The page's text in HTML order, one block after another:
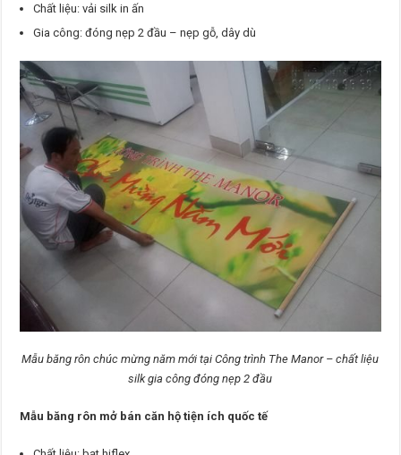
Chất liệu: vải silk in ấn
Gia công: đóng nẹp 2 đầu – nẹp gỗ, dây dù
Mẫu băng rôn chúc mừng năm mới tại Công trình The Manor – chất liệu
silk gia công đóng nẹp 2 đầu
Mẫu băng rôn mở bán căn hộ tiện ích quốc tế